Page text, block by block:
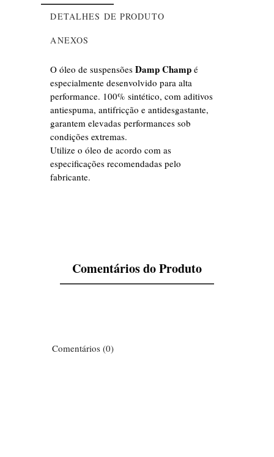
DETALHES DE PRODUTO
ANEXOS
O óleo de suspensõesDamp Champ é
especialmente desenvolvido para alta
performance. 100% sintético, com aditivos
antiespuma, antifricção e antidesgastante,
garantem elevadas performances sob
condições extremas.
Utilize o óleo de acordo com as
especificações recomendadas pelo
fabricante.
Damp Champ 5WT
Óleo para amortecedores e suspensões, com
aditivo R.S.P. No Stick Slip.
Referência:
ND-092-002
Dados Técnicos
Ficha de Segurança
Comentários do Produto
Comentários (0)